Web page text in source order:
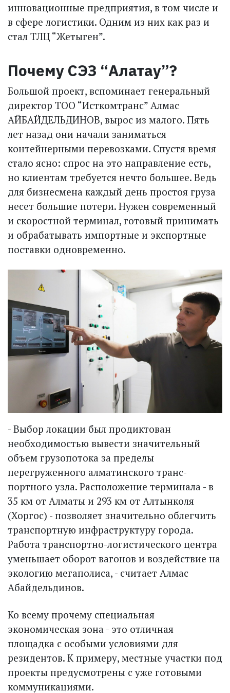
инновационные предприятия, в том числе и
в сфере логистики. Одним из них как раз и
стал ТЛЦ “Жетыген”.
Почему СЭЗ “Алатау”?
Большой проект, вспоминает генеральный
директор ТОО “Исткомтранс” Алмас
АЙБАЙДЕЛЬДИНОВ, вырос из малого. Пять
лет назад они начали заниматься
контейнерными перевозками. Спустя время
стало ясно: спрос на это направление есть,
но клиентам требуется нечто большее. Ведь
для бизнесмена каждый день простоя груза
несет большие потери. Нужен современный
и скоростной терминал, готовый принимать
и обрабатывать импортные и экспортные
поставки одновременно.
- Выбор локации был продиктован
необходимостью вывести значительный
объем грузопотока за пределы
перегруженного алматинского транс­
портного узла. Расположение терминала - в
35 км от Алматы и 293 км от Алтынколя
(Хоргос) - позволяет значительно облегчить
транспорт­ную инфраструктуру города.
Работа транспортно-логистического центра
уменьшает оборот вагонов и воздействие на
экологию мегаполиса, - считает Алмас
Абайдельдинов.
Ко всему прочему специальная
экономическая зона - это отличная
площадка с особыми условиями для
резидентов. К примеру, местные участки под
проекты предусмотрены с уже готовыми
коммуникациями.